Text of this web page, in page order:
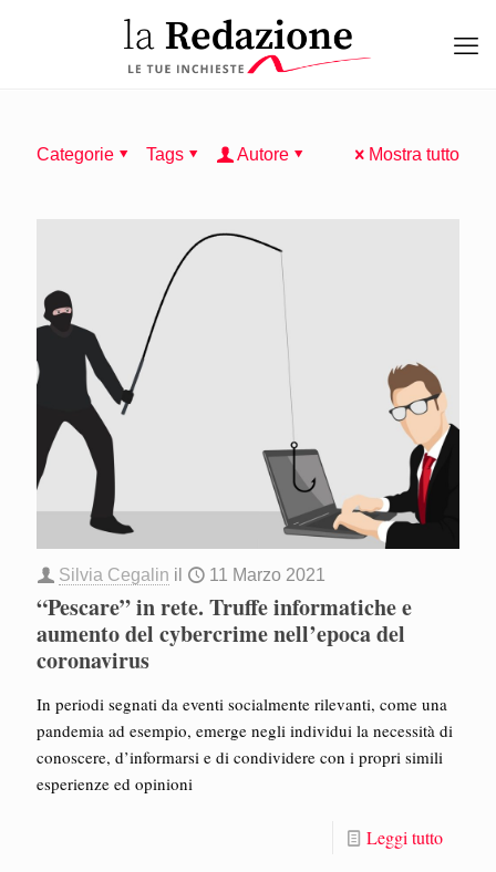
Categorie Tags Autore Mostra tutto
Silvia Cegalin il 11 Marzo 2021
“Pescare” in rete. Truffe informatiche e
aumento del cybercrime nell’epoca del
coronavirus
In periodi segnati da eventi socialmente rilevanti, come una
pandemia ad esempio, emerge negli individui la necessità di
conoscere, d’informarsi e di condividere con i propri simili
esperienze ed opinioni
Leggi tutto